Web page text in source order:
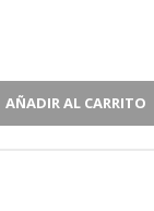
AÑADIR AL CARRITO